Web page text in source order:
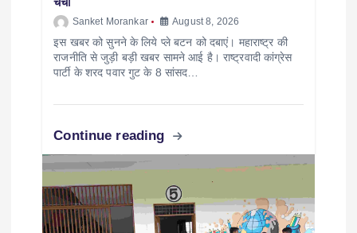
Sanket Morankar August 8, 2026
इस खबर को सुनने के लिये प्ले बटन को दबाएं। महाराष्ट्र की
राजनीति से जुड़ी बड़ी खबर सामने आई है। राष्ट्रवादी कांग्रेस
पार्टी के शरद पवार गुट के 8 सांसद…
Continue reading